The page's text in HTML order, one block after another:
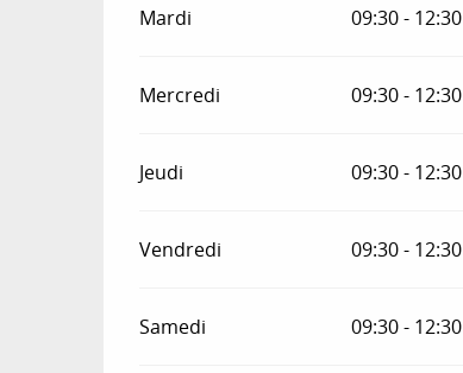
Mardi 09:30 - 12:30
Mercredi 09:30 - 12:30
Jeudi 09:30 - 12:30
Vendredi 09:30 - 12:30
Samedi 09:30 - 12:30